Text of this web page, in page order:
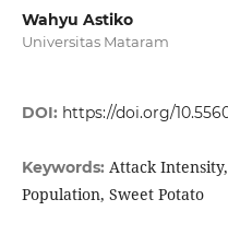
Wahyu Astiko
Universitas Mataram
DOI: https://doi.org/
Keywords: Attack
Population, Sweet Potato